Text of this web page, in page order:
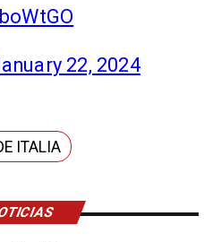
22, 2024
ITALIA